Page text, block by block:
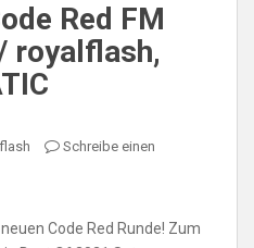
Red FM
royalflash,
Schreibe einen
Code Red Runde! Zum